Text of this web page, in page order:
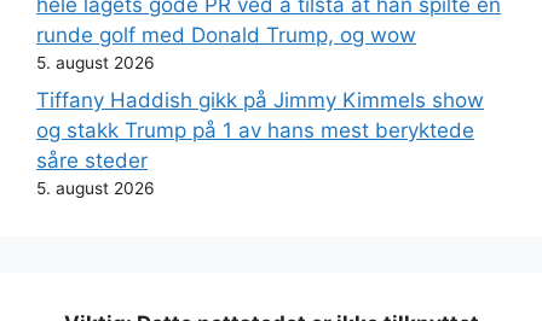
hele lagets gode PR ved å tilstå at han spilte en
runde golf med Donald Trump, og wow
5. august 2026
Tiffany Haddish gikk på Jimmy Kimmels show
og stakk Trump på 1 av hans mest beryktede
såre steder
5. august 2026